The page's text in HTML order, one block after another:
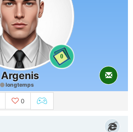
0
Argenis
longtemps
0